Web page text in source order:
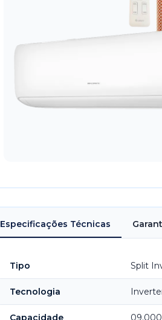
Especificações Técnicas
Tipo Split
Tecnologia
Capacidade